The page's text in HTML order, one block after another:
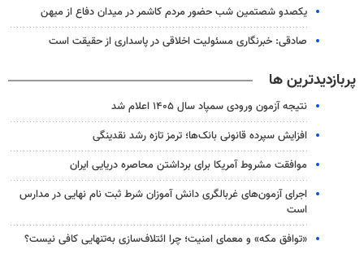
یکصدو شصتمین شب حضور مردم کاشمر در میدان دفاع از میهن
صادقی: خبرنگاری مسئولیت اخلاقی در پاسداری از حقیقت است
پربازدیدترین ها
نتیجه آزمون ورودی سمپاد سال ۱۴۰۵ اعلام شد
افزایش سپرده قانونی بانک‌ها؛ ترمز تازه رشد نقدینگی
موافقت مشروط آمریکا برای برداشتن محاصره دریایی ایران
اجرای آزمون‌های غربالگری دانش آموزان شرط ثبت نام نهایی در مدارس
است
«توافق مکه» و معمای امنیت؛ چرا ائتلاف‌سازی به‌تنهایی کافی نیست؟